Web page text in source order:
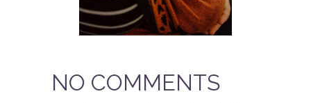
NO COMMENTS